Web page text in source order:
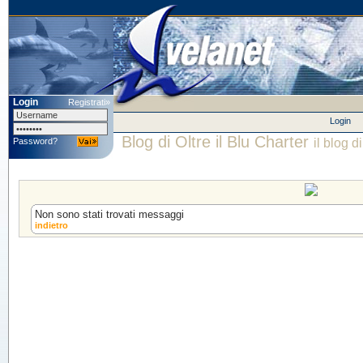
Login Registrati»
Password?
Login
Blog di Oltre il Blu Charter il blog
Non sono stati trovati messaggi
indietro